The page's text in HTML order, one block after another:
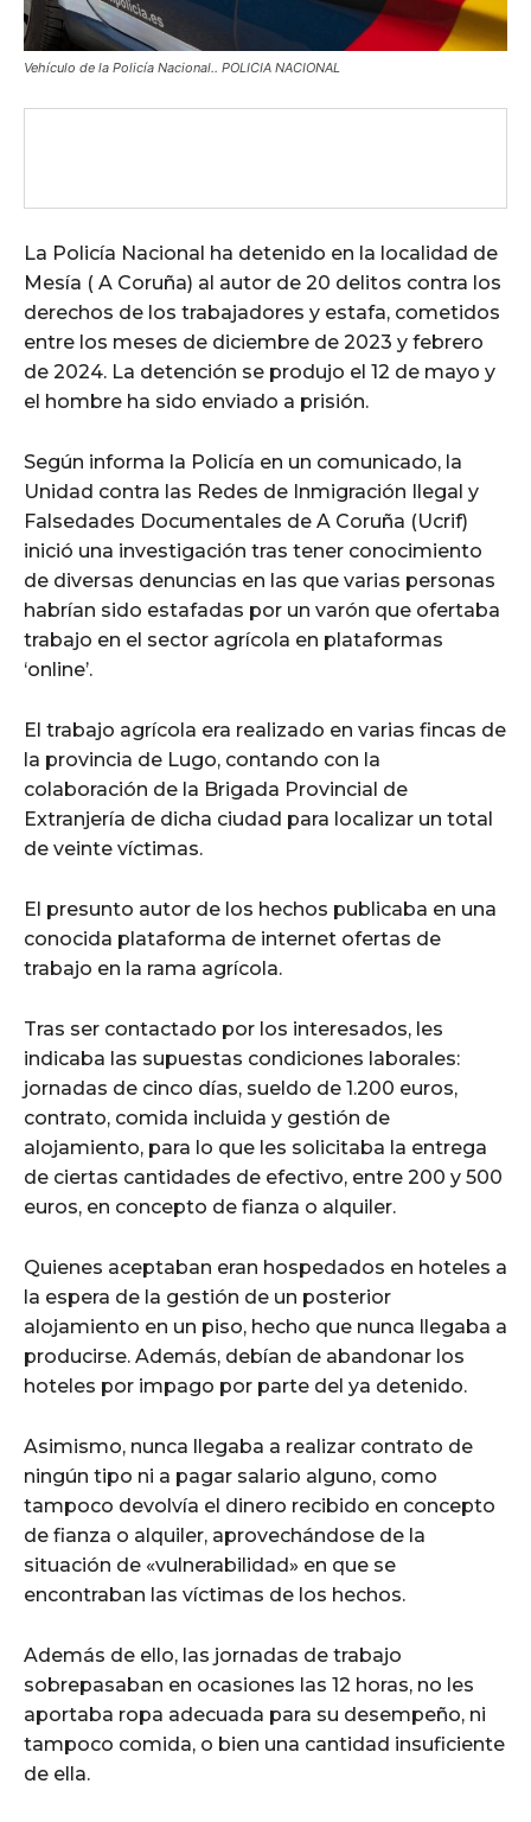
Vehículo de la Policía Nacional.. POLICIA NACIONAL
La Policía Nacional ha detenido en la localidad de
Mesía ( A Coruña) al autor de 20 delitos contra los
derechos de los trabajadores y estafa, cometidos
entre los meses de diciembre de 2023 y febrero
de 2024. La detención se produjo el 12 de mayo y
el hombre ha sido enviado a prisión.
Según informa la Policía en un comunicado, la
Unidad contra las Redes de Inmigración Ilegal y
Falsedades Documentales de A Coruña (Ucrif)
inició una investigación tras tener conocimiento
de diversas denuncias en las que varias personas
habrían sido estafadas por un varón que ofertaba
trabajo en el sector agrícola en plataformas
‘online’.
El trabajo agrícola era realizado en varias fincas de
la provincia de Lugo, contando con la
colaboración de la Brigada Provincial de
Extranjería de dicha ciudad para localizar un total
de veinte víctimas.
El presunto autor de los hechos publicaba en una
conocida plataforma de internet ofertas de
trabajo en la rama agrícola.
Tras ser contactado por los interesados, les
indicaba las supuestas condiciones laborales:
jornadas de cinco días, sueldo de 1.200 euros,
contrato, comida incluida y gestión de
alojamiento, para lo que les solicitaba la entrega
de ciertas cantidades de efectivo, entre 200 y 500
euros, en concepto de fianza o alquiler.
Quienes aceptaban eran hospedados en hoteles a
la espera de la gestión de un posterior
alojamiento en un piso, hecho que nunca llegaba a
producirse. Además, debían de abandonar los
hoteles por impago por parte del ya detenido.
Asimismo, nunca llegaba a realizar contrato de
ningún tipo ni a pagar salario alguno, como
tampoco devolvía el dinero recibido en concepto
de fianza o alquiler, aprovechándose de la
situación de «vulnerabilidad» en que se
encontraban las víctimas de los hechos.
Además de ello, las jornadas de trabajo
sobrepasaban en ocasiones las 12 horas, no les
aportaba ropa adecuada para su desempeño, ni
tampoco comida, o bien una cantidad insuficiente
de ella.